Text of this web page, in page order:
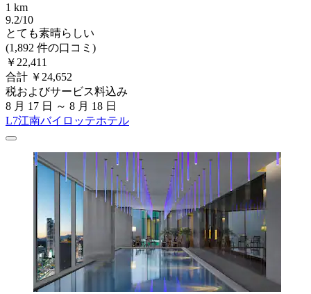
1 km
9.2/10
とても素晴らしい
(1,892 件の口コミ)
￥22,411
合計 ￥24,652
税およびサービス料込み
8 月 17 日 ～ 8 月 18 日
L7江南バイロッテホテル